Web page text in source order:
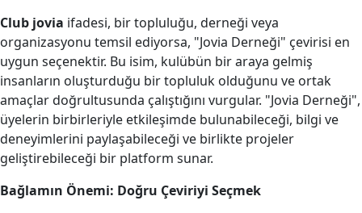
Club jovia ifadesi, bir topluluğu, derneği veya
organizasyonu temsil ediyorsa, "Jovia Derneği" çevirisi en
uygun seçenektir. Bu isim, kulübün bir araya gelmiş
insanların oluşturduğu bir topluluk olduğunu ve ortak
amaçlar doğrultusunda çalıştığını vurgular. "Jovia Derneği",
üyelerin birbirleriyle etkileşimde bulunabileceği, bilgi ve
deneyimlerini paylaşabileceği ve birlikte projeler
geliştirebileceği bir platform sunar.
Bağlamın Önemi: Doğru Çeviriyi Seçmek